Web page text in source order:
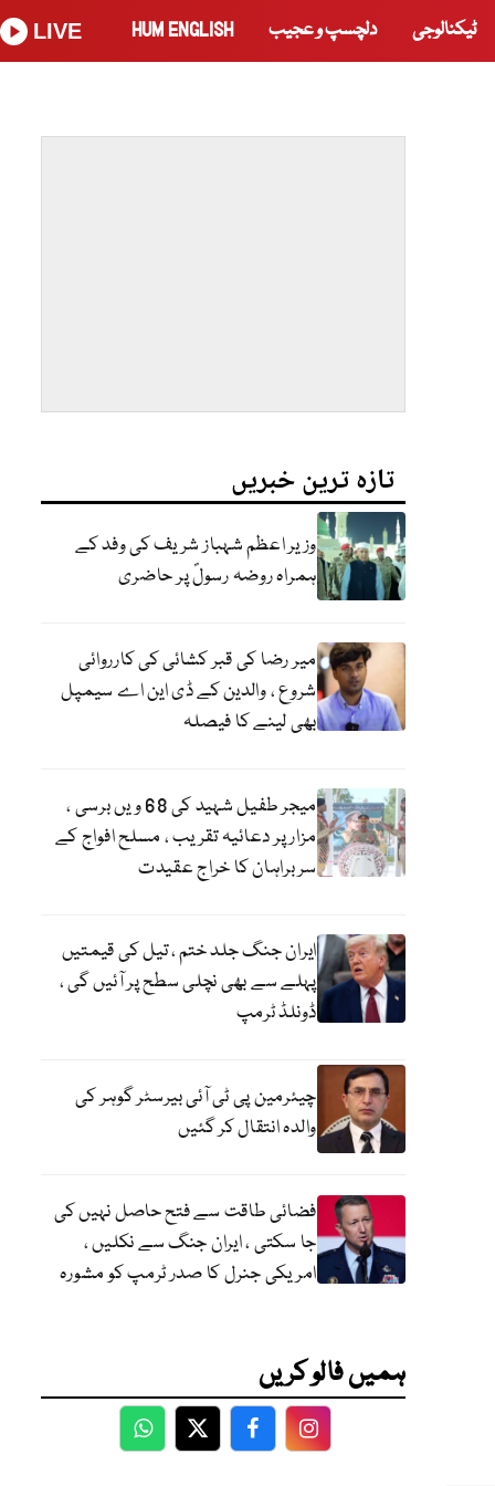
ٹیکنالوجی دلچسپ و عجیب HUM ENGLISH
LIVE
تازہ ترین خبریں
وزیر اعظم شہباز شریف کی وفد کے
ہمراہ روضہ رسولؐ پر حاضری
میر رضا کی قبر کشائی کی کارروائی
شروع ، والدین کے ڈی این اے سیمپل
بھی لینے کا فیصلہ
میجر طفیل شہید کی 68 ویں برسی ،
مزار پر دعائیہ تقریب ، مسلح افواج کے
سربراہان کا خراج عقیدت
ایران جنگ جلد ختم ، تیل کی قیمتیں
پہلے سے بھی نچلی سطح پر آئیں گی ،
ڈونلڈ ٹرمپ
چیئرمین پی ٹی آئی بیرسٹر گوہر کی
والدہ انتقال کر گئیں
فضائی طاقت سے فتح حاصل نہیں کی
جا سکتی ، ایران جنگ سے نکلیں ،
امریکی جنرل کا صدر ٹرمپ کو مشورہ
ہمیں فالو کریں
WhatsApp
TwitterFacebookFacebook